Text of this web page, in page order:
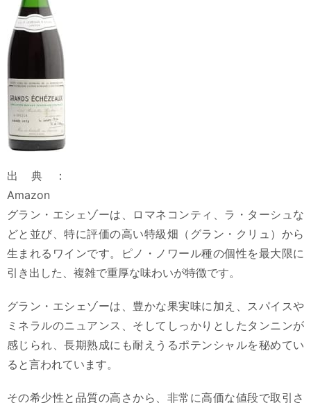
出典：
Amazon
グラン・エシェゾーは、ロマネコンティ、ラ・ターシュな
どと並び、特に評価の高い特級畑（グラン・クリュ）から
生まれるワインです。ピノ・ノワール種の個性を最大限に
引き出した、複雑で重厚な味わいが特徴です。
グラン・エシェゾーは、豊かな果実味に加え、スパイスや
ミネラルのニュアンス、そしてしっかりとしたタンニンが
感じられ、長期熟成にも耐えうるポテンシャルを秘めてい
ると言われています。
その希少性と品質の高さから、非常に高価な値段で取引さ